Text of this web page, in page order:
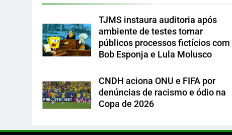
TJMS instaura auditoria após
ambiente de testes tornar
públicos processos fictícios com
Bob Esponja e Lula Molusco
CNDH aciona ONU e FIFA por
denúncias de racismo e ódio na
Copa de 2026